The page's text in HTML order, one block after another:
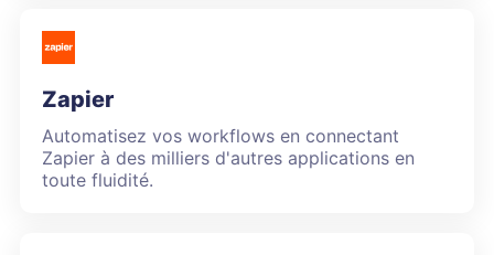
Zapier
Automatisez vos workflows en connectant
Zapier à des milliers d'autres applications en
toute fluidité.